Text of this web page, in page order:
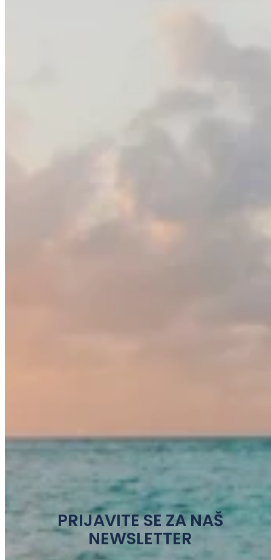
PRIJAVITE SE ZA NAŠ
NEWSLETTER